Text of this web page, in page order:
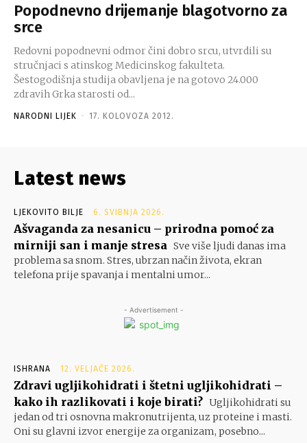
Popodnevno drijemanje blagotvorno za
srce
Redovni popodnevni odmor čini dobro srcu, utvrdili su
stručnjaci s atinskog Medicinskog fakulteta.
Šestogodišnja studija obavljena je na gotovo 24.000
zdravih Grka starosti od...
NARODNI LIJEK - 17. KOLOVOZA 2012.
Latest news
LJEKOVITO BILJE 6. SVIBNJA 2026.
Ašvaganda za nesanicu – prirodna pomoć za
mirniji san i manje stresa Sve više ljudi danas ima
problema sa snom. Stres, ubrzan način života, ekran
telefona prije spavanja i mentalni umor...
- Advertisement -
ISHRANA 12. VELJAČE 2026.
Zdravi ugljikohidrati i štetni ugljikohidrati –
kako ih razlikovati i koje birati? Ugljikohidrati su
jedan od tri osnovna makronutrijenta, uz proteine i masti.
Oni su glavni izvor energije za organizam, posebno...